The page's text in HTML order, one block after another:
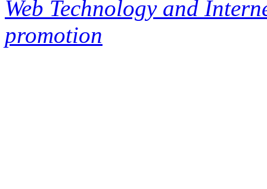
Web Technology and
promotion